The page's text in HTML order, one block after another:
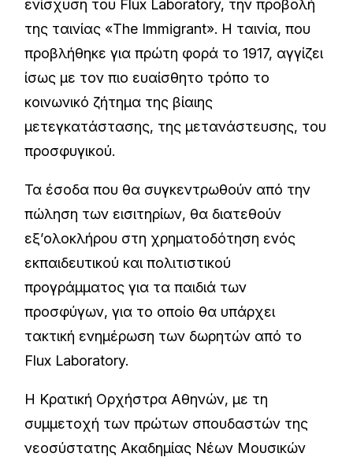
ενίσχυση του Flux Laboratory, την προβολή
της ταινίας «The Immigrant». Η ταινία, που
προβλήθηκε για πρώτη φορά το 1917, αγγίζει
ίσως με τον πιο ευαίσθητο τρόπο το
κοινωνικό ζήτημα της βίαιης
μετεγκατάστασης, της μετανάστευσης, του
προσφυγικού.
Τα έσοδα που θα συγκεντρωθούν από την
πώληση των εισιτηρίων, θα διατεθούν
εξ’ολοκλήρου στη χρηματοδότηση ενός
εκπαιδευτικού και πολιτιστικού
προγράμματος για τα παιδιά των
προσφύγων, για το οποίο θα υπάρχει
τακτική ενημέρωση των δωρητών από το
Flux Laboratory.
Η Κρατική Ορχήστρα Αθηνών, με τη
συμμετοχή των πρώτων σπουδαστών της
νεοσύστατης Ακαδημίας Νέων Μουσικών